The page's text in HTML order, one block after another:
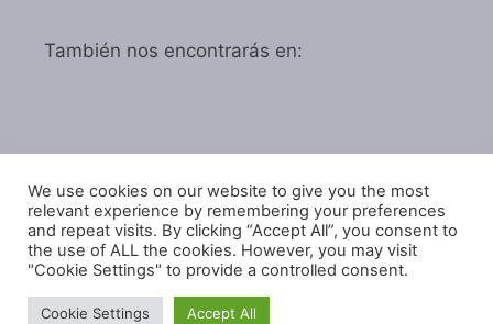
También nos encontrarás en:
Política de privacidad
Política de cookies
We use cookies on our website to give you the most
relevant experience by remembering your preferences
and repeat visits. By clicking “Accept All”, you consent to
the use of ALL the cookies. However, you may visit
"Cookie Settings" to provide a controlled consent.
Cookie Settings Accept All